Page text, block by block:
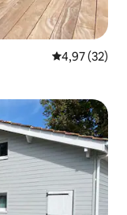
4,97 (32)